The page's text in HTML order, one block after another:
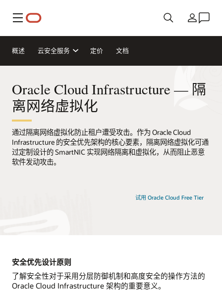
菜单 国家/地区
概述 云安全服务 定价 文档
试用 Oracle Cloud Free Tier
Oracle Cloud Infrastructure — 隔
离网络虚拟化
通过隔离网络虚拟化防止租户遭受攻击。作为 Oracle Cloud
Infrastructure 的安全优先架构的核心要素，隔离网络虚拟化可通
过定制设计的 SmartNIC 实现网络隔离和虚拟化，从而阻止恶意
软件发动攻击。
安全优先设计原则
了解安全性对于采用分层防御机制和高度安全的操作方法的
Oracle Cloud Infrastructure 架构的重要意义。